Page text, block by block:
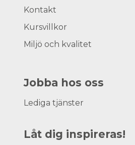
Kontakt
Kursvillkor
Miljö och kvalitet
Jobba hos oss
Lediga tjänster
Låt dig inspireras!